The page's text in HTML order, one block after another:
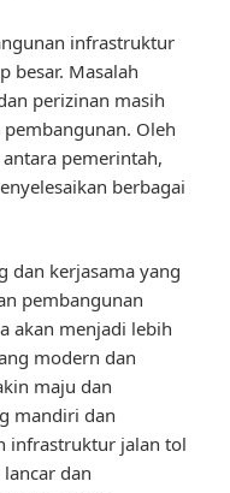
infrastruktur
besar. Masalah
perizinan masih
Oleh
pemerintah,
berbagai
dan kerjasama yang
pembangunan
akan menjadi lebih
modern dan
maju dan
mandiri dan
infrastruktur jalan tol
dan